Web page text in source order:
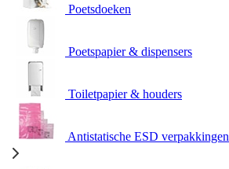
Poetsdoeken
Poetspapier & dispensers
Toiletpapier & houders
Antistatische ESD verpakkingen